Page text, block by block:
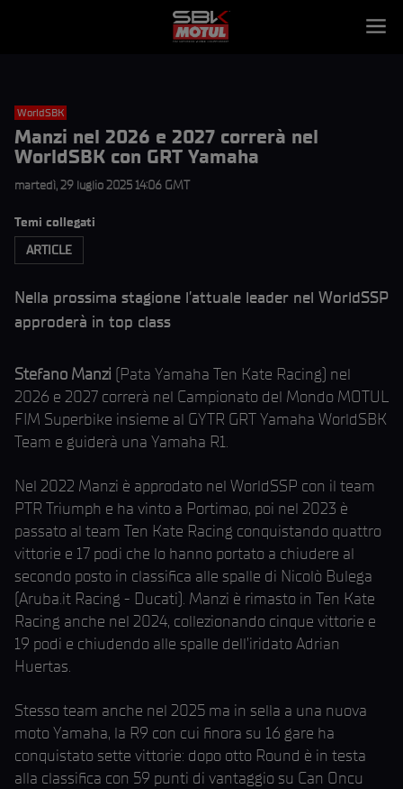
WorldSBK
Manzi nel 2026 e 2027 correrà nel
WorldSBK con GRT Yamaha
martedì, 29 luglio 2025 14:06 GMT
Temi collegati
ARTICLE
Nella prossima stagione l’attuale leader nel WorldSSP
approderà in top class
Stefano Manzi (Pata Yamaha Ten Kate Racing) nel
2026 e 2027 correrà nel Campionato del Mondo MOTUL
FIM Superbike insieme al GYTR GRT Yamaha WorldSBK
Team e guiderà una Yamaha R1.
Nel 2022 Manzi è approdato nel WorldSSP con il team
PTR Triumph e ha vinto a Portimao, poi nel 2023 è
passato al team Ten Kate Racing conquistando quattro
vittorie e 17 podi che lo hanno portato a chiudere al
secondo posto in classifica alle spalle di Nicolò Bulega
(Aruba.it Racing - Ducati). Manzi è rimasto in Ten Kate
Racing anche nel 2024, collezionando cinque vittorie e
19 podi e chiudendo alle spalle dell’iridato Adrian
Huertas.
Stesso team anche nel 2025 ma in sella a una nuova
moto Yamaha, la R9 con cui finora su 16 gare ha
conquistato sette vittorie: dopo otto Round è in testa
alla classifica con 59 punti di vantaggio su Can Oncu